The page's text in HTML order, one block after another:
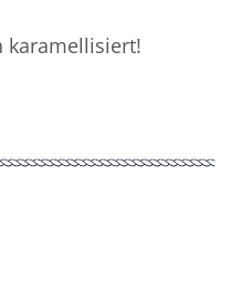
karamellisiert!